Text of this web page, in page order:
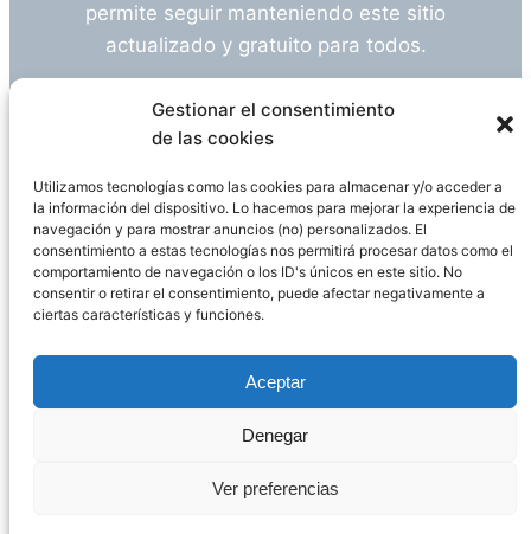
Gestionar el consentimiento
de las cookies
Utilizamos tecnologías como las cookies para almacenar y/o acceder a
la información del dispositivo. Lo hacemos para mejorar la experiencia de
navegación y para mostrar anuncios (no) personalizados. El
consentimiento a estas tecnologías nos permitirá procesar datos como el
comportamiento de navegación o los ID's únicos en este sitio. No
consentir o retirar el consentimiento, puede afectar negativamente a
ciertas características y funciones.
Aceptar
Denegar
Ver preferencias
permite seguir manteniendo este sitio
actualizado y gratuito para todos.
¿Tienes alguna duda o sugerencia? Escríbeme
info@empleosanitarioinvestigacion.es
Descargo de Responsabilidad
Declaración de Privacidad Política de cookies
WordPress
Página administrada por Javier Ripoll